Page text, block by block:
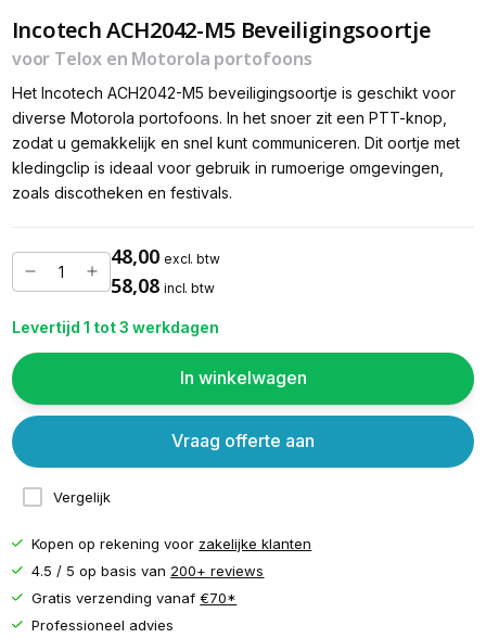
Incotech ACH2042-M5 Beveiligingsoortje
voor Telox en Motorola portofoons
Het Incotech ACH2042-M5 beveiligingsoortje is geschikt voor
diverse Motorola portofoons. In het snoer zit een PTT-knop,
zodat u gemakkelijk en snel kunt communiceren. Dit oortje met
kledingclip is ideaal voor gebruik in rumoerige omgevingen,
zoals discotheken en festivals.
48,00 excl. btw
58,08 incl. btw
Levertijd 1 tot 3 werkdagen
In winkelwagen
Vergelijk
Vraag offerte aan
Kopen op rekening voor zakelijke klanten
4.5 / 5 op basis van 200+ reviews
Gratis verzending vanaf€70*
Professioneel advies